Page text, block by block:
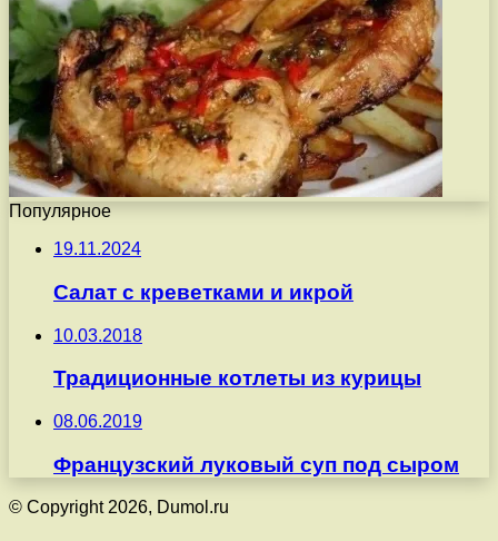
Популярное
19.11.2024
Салат с креветками и икрой
10.03.2018
Традиционные котлеты из курицы
08.06.2019
Французский луковый суп под сыром
© Copyright 2026, Dumol.ru